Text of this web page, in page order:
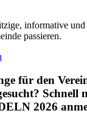
informative
passieren.
für den
Schnell
2026